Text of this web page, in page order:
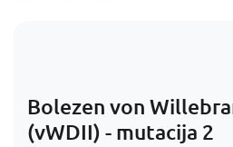
Bolezen von
(vWDII) - mutacija 2